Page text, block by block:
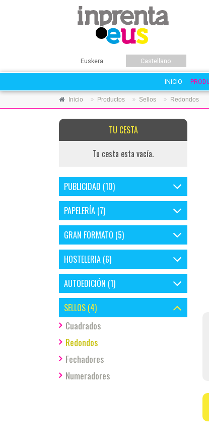
Euskera Castellano
INICIO
Inicio Productos Sellos Redondos
TU CESTA
Tu cesta esta vacía.
PUBLICIDAD (10)
PAPELERÍA (7)
GRAN FORMATO (5)
HOSTELERIA (6)
AUTOEDICIÓN (1)
SELLOS (4)
Cuadrados
Redondos
Fechadores
Numeradores